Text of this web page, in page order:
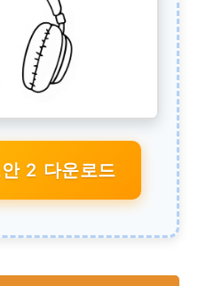
2 다운로드